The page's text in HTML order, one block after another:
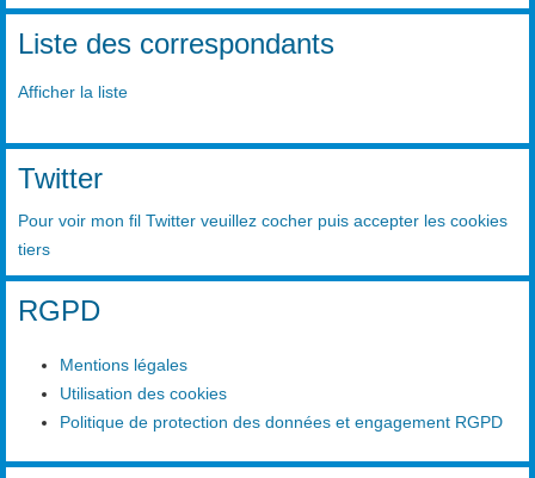
Liste des correspondants
Afficher la liste
Twitter
Pour voir mon fil Twitter veuillez cocher puis accepter les cookies
tiers
RGPD
Mentions légales
Utilisation des cookies
Politique de protection des données et engagement RGPD